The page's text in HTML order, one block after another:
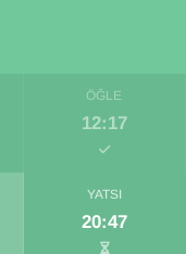
ÖĞLE
12:17
YATSI
20:47